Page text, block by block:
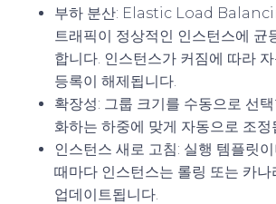
부하 분산: Elastic Load
트래픽이 정상적인 인스턴스에 균
합니다. 인스턴스가 커짐에 따라
등록이 해제됩니다.
확장성: 그룹 크기를 수동으로 선
화하는 하중에 맞게 자동으로 조정
인스턴스 새로 고침: 실행 템플릿
때마다 인스턴스는 롤링 또는 카나
업데이트됩니다.